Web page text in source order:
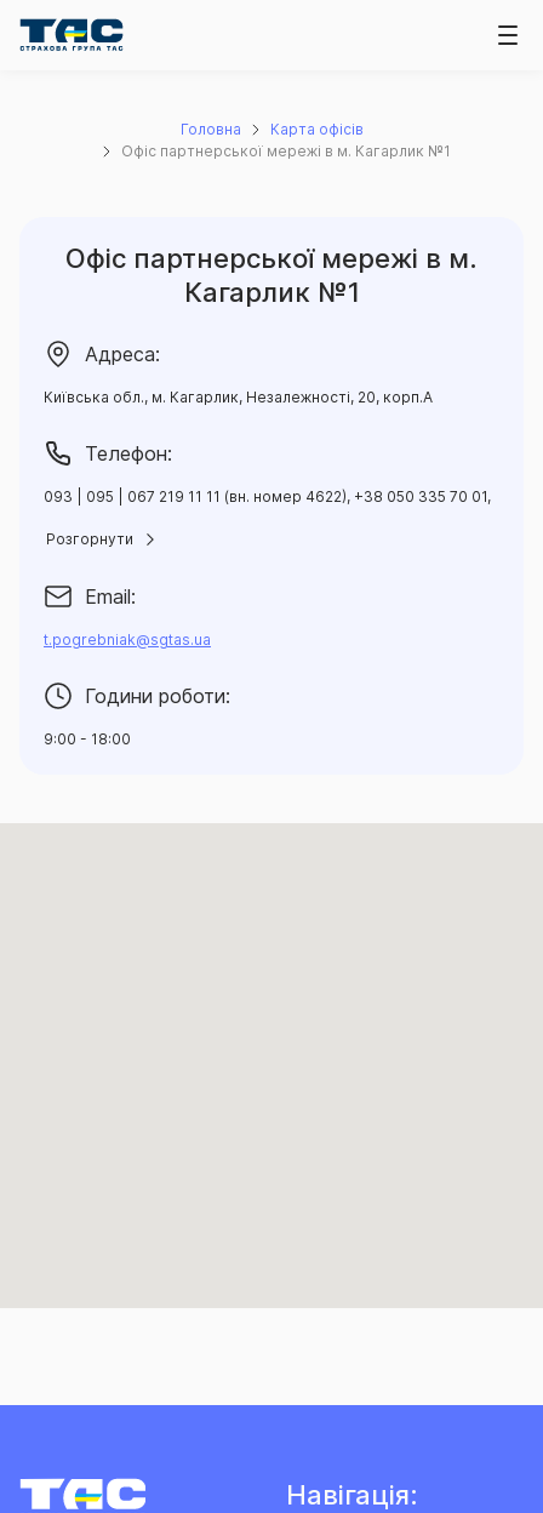
Головна
Карта офісів
Офіс партнерської мережі в м. Кагарлик №1
Офіс партнерської мережі в м.
Кагарлик №1
Адреса:
Київська обл., м. Кагарлик, Незалежності, 20, корп.А
Телефон:
093 | 095 | 067 219 11 11 (вн. номер 4622), +38 050 335 70 01,
Розгорнути
Email:
t.pogrebniak@sgtas.ua
Години роботи:
9:00 - 18:00
Навігація: